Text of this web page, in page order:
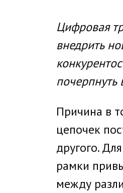
Цифровая
внедрить
почерпнуть
Причина в
цепочек
другого.
рамки
между